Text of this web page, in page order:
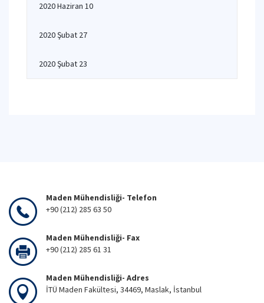
2020 Haziran 10
2020 Şubat 27
2020 Şubat 23
Maden Mühendisliği- Telefon
+90 (212) 285 63 50
Maden Mühendisliği- Fax
+90 (212) 285 61 31
Maden Mühendisliği- Adres
İTÜ Maden Fakültesi, 34469, Maslak, İstanbul